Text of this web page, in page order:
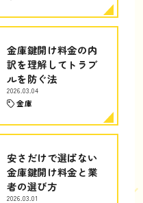
金庫鍵開け料金の内
訳を理解してトラブ
ルを防ぐ法
2026.03.04
金庫
安さだけで選ばない
金庫鍵開け料金と業
者の選び方
2026.03.01